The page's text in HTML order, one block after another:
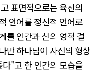
표면적으로는 육신의
언어를 정신적 언어로
를 인간과 신의 영적 결
만 하나님이 자신의 형상
"고 한 인간의 모습을